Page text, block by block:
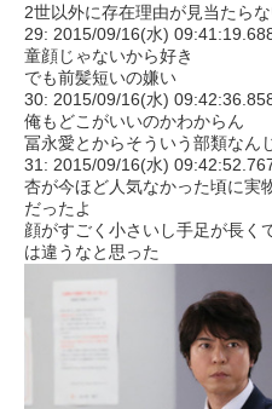
2世以外に存在理由が見当たら
29: 2015/09/16(水)
童顔じゃないから好き
でも前髪短いの嫌い
30: 2015/09/16(水)
俺もどこがいいのかわからん
冨永愛とからそういう部類なん
31: 2015/09/16(水)
杏が今ほど人気なかった頃に実
だったよ
顔がすごく小さいし手足が長く
は違うなと思った